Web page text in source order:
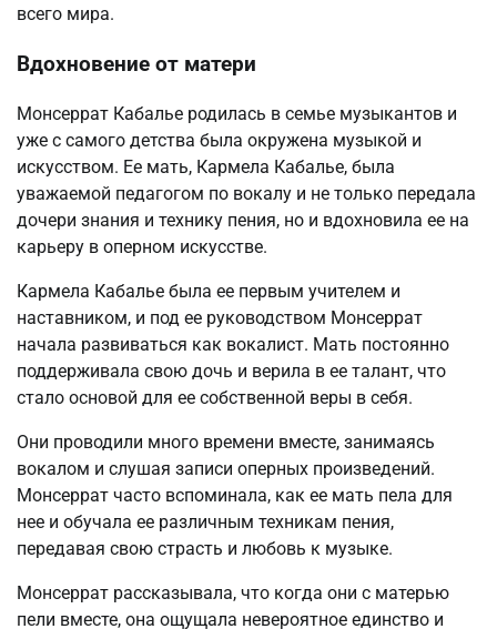
всего мира.
Вдохновение от матери
Монсеррат Кабалье родилась в семье музыкантов и
уже с самого детства была окружена музыкой и
искусством. Ее мать, Кармела Кабалье, была
уважаемой педагогом по вокалу и не только передала
дочери знания и технику пения, но и вдохновила ее на
карьеру в оперном искусстве.
Кармела Кабалье была ее первым учителем и
наставником, и под ее руководством Монсеррат
начала развиваться как вокалист. Мать постоянно
поддерживала свою дочь и верила в ее талант, что
стало основой для ее собственной веры в себя.
Они проводили много времени вместе, занимаясь
вокалом и слушая записи оперных произведений.
Монсеррат часто вспоминала, как ее мать пела для
нее и обучала ее различным техникам пения,
передавая свою страсть и любовь к музыке.
Монсеррат рассказывала, что когда они с матерью
пели вместе, она ощущала невероятное единство и